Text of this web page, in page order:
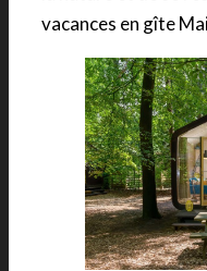
vacances en gîte